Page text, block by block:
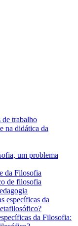
de trabalho
na didática da
um problema
da Filosofia
de filosofia
específicas da
da Filosofia: